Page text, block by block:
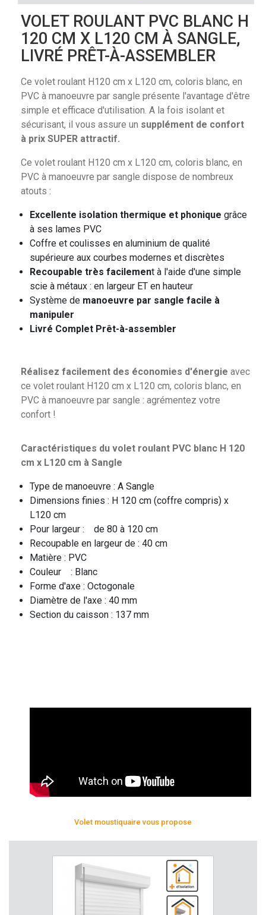
VOLET ROULANT PVC BLANC H
120 CM X L120 CM À SANGLE,
LIVRÉ PRÊT-À-ASSEMBLER
Ce volet roulant H120 cm x L120 cm, coloris blanc, en
PVC à manoeuvre par sangle présente l'avantage d'être
simple et efficace d'utilisation. A la fois isolant et
sécurisant, il vous assure un supplément de confort
à prix SUPER attractif.
Ce volet roulant H120 cm x L120 cm, coloris blanc, en
PVC à manoeuvre par sangle dispose de nombreux
atouts :
Excellente isolation thermique et phonique grâce
à ses lames PVC
Coffre et coulisses en aluminium de qualité
supérieure aux courbes modernes et discrètes
Recoupable très facilement à l'aide d'une simple
scie à métaux : en largeur ET en hauteur
Système de manoeuvre par sangle facile à
manipuler
Livré Complet Prêt-à-assembler
Réalisez facilement des économies d'énergie avec
ce volet roulant H120 cm x L120 cm, coloris blanc, en
PVC à manoeuvre par sangle : agrémentez votre
confort !
Caractéristiques du volet roulant PVC blanc H 120
cm x L120 cm à Sangle
Type de manoeuvre : A Sangle
Dimensions finies : H 120 cm (coffre compris) x
L120 cm
Pour largeur : de 80 à 120 cm
Recoupable en largeur de : 40 cm
Matière : PVC
Couleur : Blanc
Forme d'axe : Octogonale
Diamètre de l'axe : 40 mm
Section du caisson : 137 mm
Volet moustiquaire vous propose